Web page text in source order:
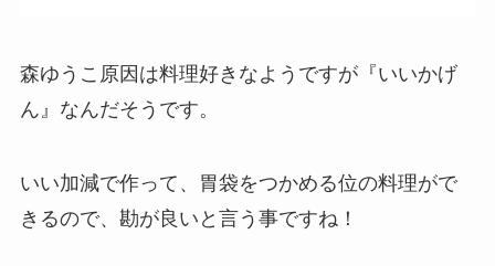
森ゆうこ原因は料理好きなようですが『いいかげ
ん』なんだそうです。
いい加減で作って、胃袋をつかめる位の料理がで
きるので、勘が良いと言う事ですね！